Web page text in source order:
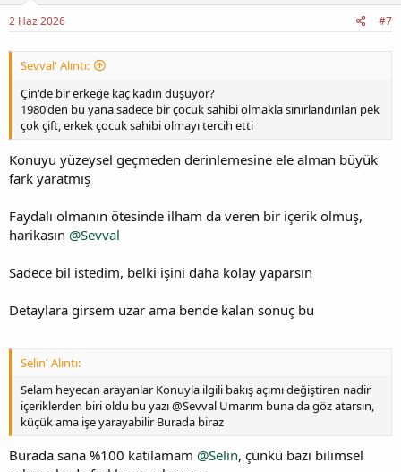
2 Haz 2026 #7
Sevval' Alıntı:
Çin'de bir erkeğe kaç kadın düşüyor?
1980'den bu yana sadece bir çocuk sahibi olmakla sınırlandırılan pek
çok çift, erkek çocuk sahibi olmayı tercih etti
Konuyu yüzeysel geçmeden derinlemesine ele alman büyük
fark yaratmış
Faydalı olmanın ötesinde ilham da veren bir içerik olmuş,
harikasın @Sevval
Sadece bil istedim, belki işini daha kolay yaparsın
Detaylara girsem uzar ama bende kalan sonuç bu
Selin' Alıntı:
Selam heyecan arayanlar Konuyla ilgili bakış açımı değiştiren nadir
içeriklerden biri oldu bu yazı @Sevval Umarım buna da göz atarsın,
küçük ama işe yarayabilir Burada biraz
Burada sana %100 katılamam @Selin, çünkü bazı bilimsel